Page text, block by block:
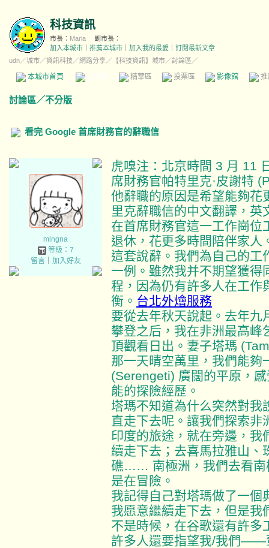
科技資訊
市長： Maria
副市長：
加入本城市
推薦本城市 加入我的最愛
訂閱最新文章
udn／城市／資訊科技 ／網路分享／ 【科技資訊】城市／討論區／
本城市首頁 精華區 投票區 影像館
討論區／不分版
看完 Google 首席財務官的辭職信
mingna
等級：7
留言｜ 加入好友
虎嗅注：北京時間 3 月 11
席財務官帕特里克·皮謝特
他辭職的原因是希望能夠花
里克辭職信的中文翻譯，英
在首席財務官這一工作崗位
退休，花更多時間陪伴家人
這套說辭。我們為自己的工
一例。雖然我并不期望獲得
程，因為仍有許多人在工作
衡。 台北外燴服務
要從去年秋天說起。去年九
攀登之后，我在非洲最高
頂觀看日出。妻子塔瑪
那一天晴空萬里，我們能夠
(Serengeti) 廣闊的平原，
能的探險經歷。
塔瑪不知道為什么突然對我
直走下去呢。讓我們探索非
印度的旅途，就在旁邊，我
續走下去；去喜馬拉雅山、
礁…… 南極洲，我們去看南
是在冒險。
我記得自己對塔瑪做了一個
我愿意繼續走下去，但是我
不是時候，在谷歌還有許多
許多人還要指望我/我們——